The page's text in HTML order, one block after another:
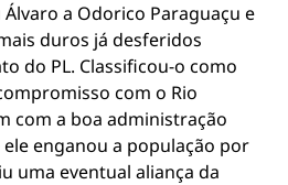
a Odorico Paraguaçu e
duros já desferidos
do PL. Classificou-o como
com o Rio
com a boa administração
enganou a população por
uma eventual aliança da